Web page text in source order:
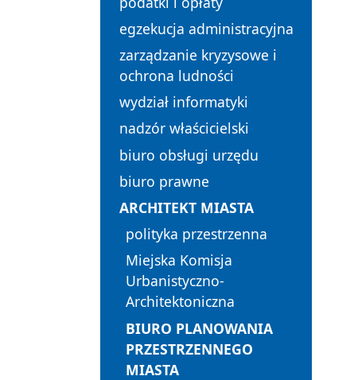
egzekucja administracyjna
zarządzanie kryzysowe i
ochrona ludności
wydział informatyki
nadzór właścicielski
biuro obsługi urzędu
biuro prawne
ARCHITEKT MIASTA
polityka przestrzenna
Miejska Komisja
Urbanistyczno-
Architektoniczna
BIURO PLANOWANIA
PRZESTRZENNEGO
MIASTA